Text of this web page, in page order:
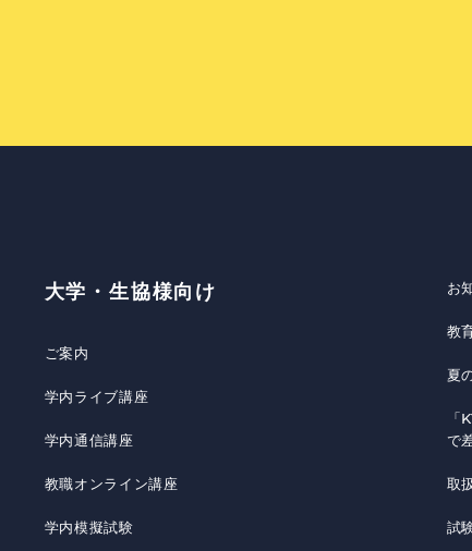
大学・生協様向け
ご案内
学内ライブ講座
学内通信講座
教職オンライン講座
学内模擬試験
お
教
夏
で
取
試